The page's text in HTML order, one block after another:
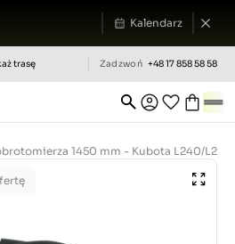
Kalendarz
trasę Zadzwoń +48 17 858 58 58
1450 mm - Kubota L240/